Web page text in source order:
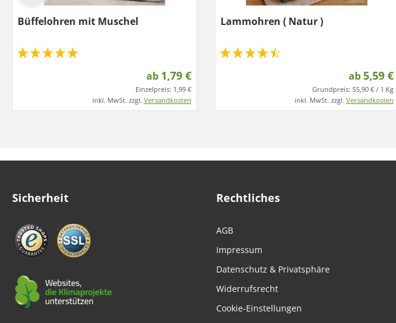
Büffelohren mit Muschel
ab 1,79 €
Einzelpreis: 1,99 €
inkl. MwSt. zzgl. Versandkosten
Lammohren ( Natur )
ab5,59 €
Grundpreis: 55,90 € / 1 Kg
inkl. MwSt. zzgl. Versandkosten
Sicherheit Rechtliches
AGB
Impressum
Datenschutz & Privatsphäre
Widerrufsrecht
Cookie-Einstellungen